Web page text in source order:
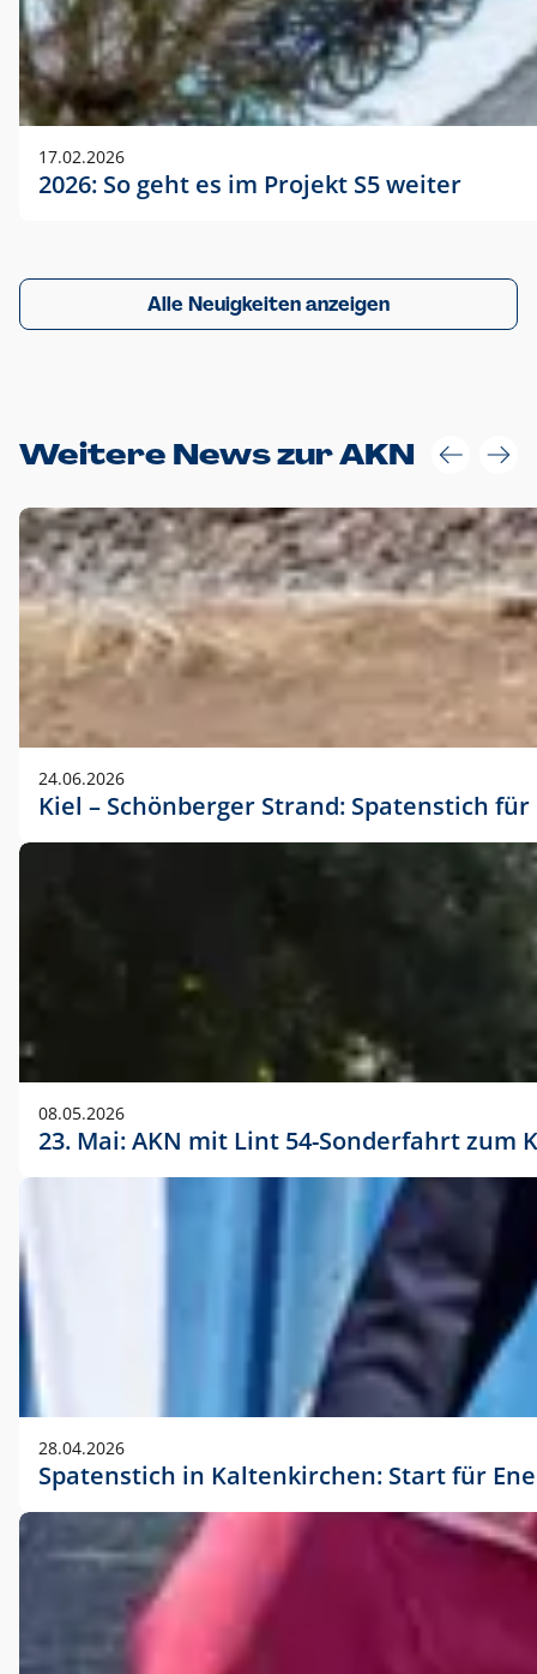
17.02.2026
2026: So geht es im Projekt S5 weiter
Alle Neuigkeiten anzeigen
Weitere News zur AKN
24.06.2026
Kiel – Schönberger Strand: Spatenstich
08.05.2026
23. Mai: AKN mit Lint 54-Sonderfahrt
28.04.2026
Spatenstich in Kaltenkirchen: Start für